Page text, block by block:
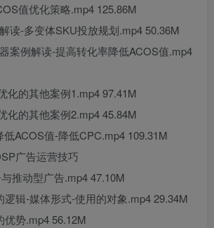
值优化策略.mp4 125.86M
读-多变体SKU投放规划.mp4 50.36M
案例解读-提高转化率降低ACOS值.mp4
化的其他案例1.mp4 97.41M
化的其他案例2.mp4 45.84M
ACOS值-降低CPC.mp4 109.31M
广告运营技巧
推动型广告.mp4 47.10M
辑-媒体形式-使用的对象.mp4 29.34M
势.mp4 56.12M